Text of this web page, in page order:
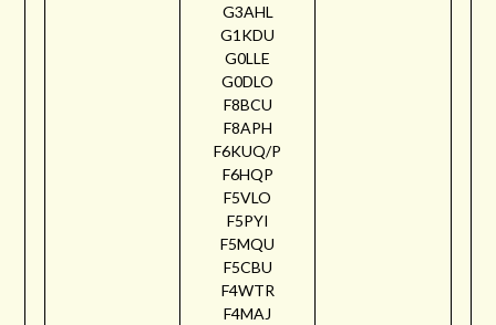
G3AHL
G1KDU
G0LLE
G0DLO
F8BCU
F8APH
F6KUQ/P
F6HQP
F5VLO
F5PYI
F5MQU
F5CBU
F4WTR
F4MAJ